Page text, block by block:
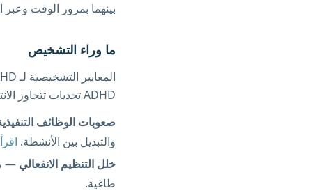
بينهما بمرور الوقت وعبر
ما وراء التشخيص
ADHD تحديات تتجاوز الانتباه والاندفاع بكثير:
صعوبات الوظائف
والتبديل بين الأنشطة.
خلل التنظيم الانفعالي —
طاغية.